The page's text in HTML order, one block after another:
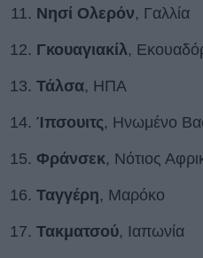
Νησί Ολερόν, Γαλλία
Γκουαγιακίλ,
Τάλσα, ΗΠΑ
Ίπσουιτς, Ηνωμένο
Φράνσεκ, Νότιος
Ταγγέρη, Μαρόκο
Τακματσού, Ιαπωνία